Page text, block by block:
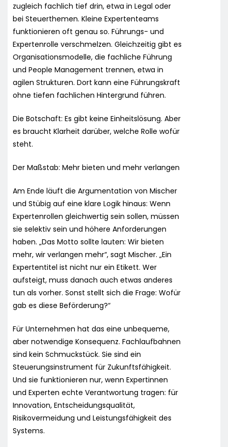
zugleich fachlich tief drin, etwa in Legal oder
bei Steuerthemen. Kleine Expertenteams
funktionieren oft genau so. Führungs- und
Expertenrolle verschmelzen. Gleichzeitig gibt es
Organisationsmodelle, die fachliche Führung
und People Management trennen, etwa in
agilen Strukturen. Dort kann eine Führungskraft
ohne tiefen fachlichen Hintergrund führen.
Die Botschaft: Es gibt keine Einheitslösung. Aber
es braucht Klarheit darüber, welche Rolle wofür
steht.
Der Maßstab: Mehr bieten und mehr verlangen
Am Ende läuft die Argumentation von Mischer
und Stübig auf eine klare Logik hinaus: Wenn
Expertenrollen gleichwertig sein sollen, müssen
sie selektiv sein und höhere Anforderungen
haben. „Das Motto sollte lauten: Wir bieten
mehr, wir verlangen mehr“, sagt Mischer. „Ein
Expertentitel ist nicht nur ein Etikett. Wer
aufsteigt, muss danach auch etwas anderes
tun als vorher. Sonst stellt sich die Frage: Wofür
gab es diese Beförderung?“
Für Unternehmen hat das eine unbequeme,
aber notwendige Konsequenz. Fachlaufbahnen
sind kein Schmuckstück. Sie sind ein
Steuerungsinstrument für Zukunftsfähigkeit.
Und sie funktionieren nur, wenn Expertinnen
und Experten echte Verantwortung tragen: für
Innovation, Entscheidungsqualität,
Risikovermeidung und Leistungsfähigkeit des
Systems.